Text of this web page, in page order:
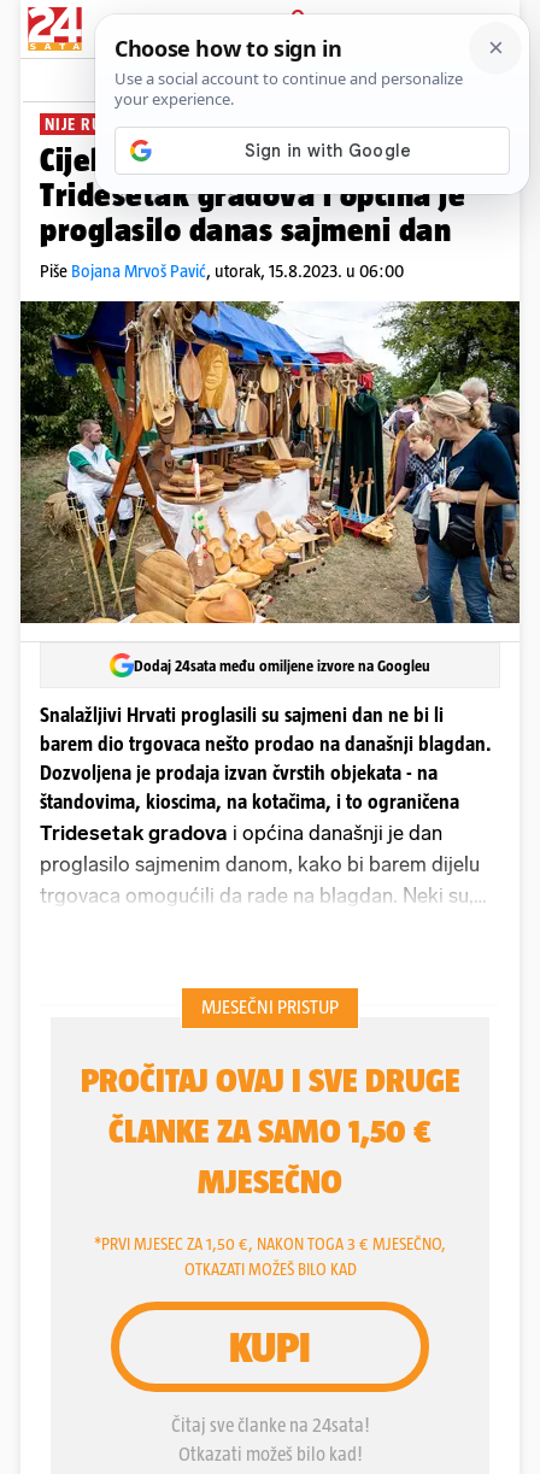
PRIJAVA
News Komentari
NIJE RUPA U ZAKONU PLUS+
Cijela je Hrvatska poput vašara:
Tridesetak gradova i općina je
proglasilo danas sajmeni dan
Piše Bojana Mrvoš Pavić, utorak, 15.8.2023. u 06:00
Dodaj 24sata među omiljene izvore na Googleu
Snalažljivi Hrvati proglasili su sajmeni dan ne bi li
barem dio trgovaca nešto prodao na današnji blagdan.
Dozvoljena je prodaja izvan čvrstih objekata - na
štandovima, kioscima, na kotačima, i to ograničena
Tridesetak gradova i općina današnji je dan
proglasilo sajmenim danom, kako bi barem dijelu
trgovaca omogućili da rade na blagdan. Neki su,
sajmišni dan i u Zagrebu, dok će u Varaždinu
sajmišna prodaja, osim danas, biti dozvoljena i 20.
kolovoza, ali i u rujnu, biti sajmeni dan. Osim ovih
gradova, danas je sajmišni dan proglašen i u Sinju,
Mariji Bistrici, Pirovcu, Sv. Ivanu Zelini, u
Samoboru, Makarskoj, mnogim mjestima na Braču,
Selu, Novalji, Komiži, Opatiji i još nekima.